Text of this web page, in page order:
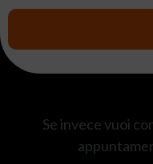
Se invece vuoi